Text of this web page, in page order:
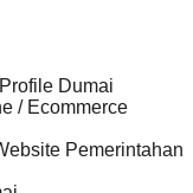
Dumai
/ Ecommerce
Pemerintahan